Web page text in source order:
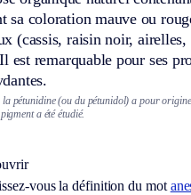
sa coloration mauve ou
(cassis, raisin noir, airelles,
est remarquable pour ses
la pétunidine (ou du pétunidol) a pour
a été étudié.
vous la définition du mot